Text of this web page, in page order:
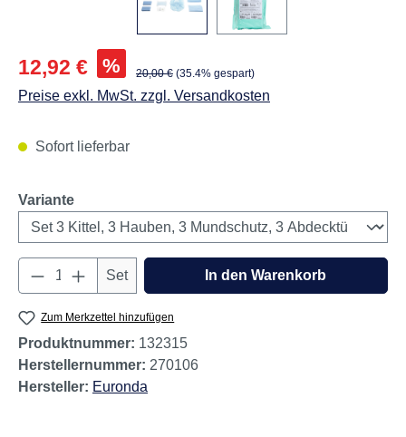
Verkaufspreis:
12,92 € % Regulärer Preis:
20,00 € (35.4% gespart)
Preise exkl. MwSt. zzgl. Versandkosten
Sofort lieferbar
Varianteauswählen
Produkt Anzahl: Gib den gewünschten
Set In den Warenkorb
Zum Merkzettel hinzufügen
Produktnummer: 132315
Herstellernummer: 270106
Hersteller: Euronda